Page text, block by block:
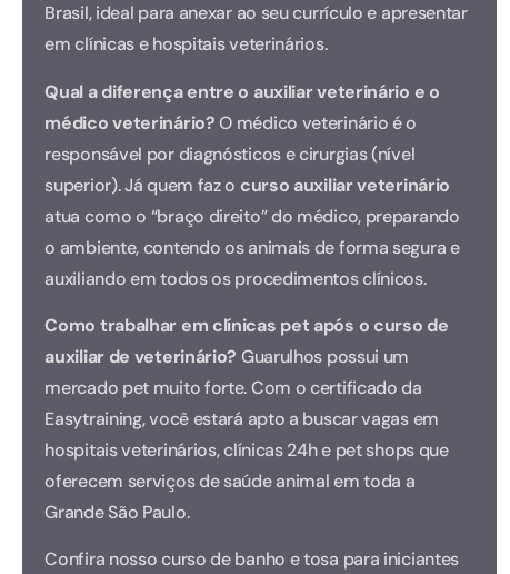
Brasil, ideal para anexar ao seu currículo e apresentar
em clínicas e hospitais veterinários.
Qual a diferença entre o auxiliar veterinário e o
médico veterinário?O médico veterinário é o
responsável por diagnósticos e cirurgias (nível
superior). Já quem faz o curso auxiliar veterinário
atua como o “braço direito” do médico, preparando
o ambiente, contendo os animais de forma segura e
auxiliando em todos os procedimentos clínicos.
Como trabalhar em clínicas pet após o curso de
auxiliar de veterinário? Guarulhos possui um
mercado pet muito forte. Com o certificado da
Easytraining, você estará apto a buscar vagas em
hospitais veterinários, clínicas 24h e pet shops que
oferecem serviços de saúde animal em toda a
Grande São Paulo.
Confira nosso curso de banho e tosa para iniciantes